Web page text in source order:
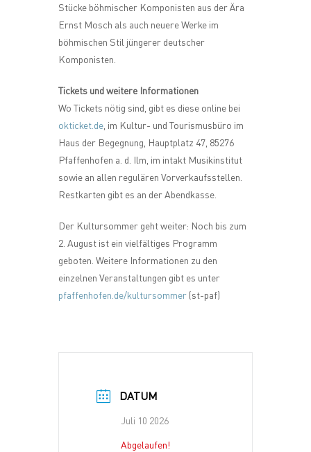
Stücke böhmischer Komponisten aus der Ära
Ernst Mosch als auch neuere Werke im
böhmischen Stil jüngerer deutscher
Komponisten.
Tickets und weitere Informationen
Wo Tickets nötig sind, gibt es diese online bei
okticket.de , im Kultur- und Tourismusbüro im
Haus der Begegnung, Hauptplatz 47, 85276
Pfaffenhofen a. d. Ilm, im intakt Musikinstitut
sowie an allen regulären Vorverkaufsstellen.
Restkarten gibt es an der Abendkasse.
Der Kultursommer geht weiter: Noch bis zum
2. August ist ein vielfältiges Programm
geboten. Weitere Informationen zu den
einzelnen Veranstaltungen gibt es unter
pfaffenhofen.de/kultursommer (st-paf)
DATUM
Juli 10 2026
Abgelaufen!